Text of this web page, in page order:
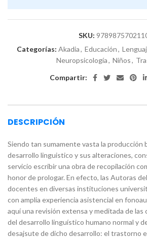
SKU:
Categorías: Akadia, Educación,
Neuropsicología, Niños,
Compartir:
DESCRIPCIÓN
Siendo tan sumamente vasta la producción
desarrollo linguistico y sus alteraciones,
servicio escribir una obra de recopilación
honor de prologar. En efecto, las Autoras
docentes en diversas instituciones
con amplia experiencia asistencial en
aquí una revisión extensa y meditada de
del desarrollo linguístico humano normal y
desajsute de dicho desarrollo: el trastorno